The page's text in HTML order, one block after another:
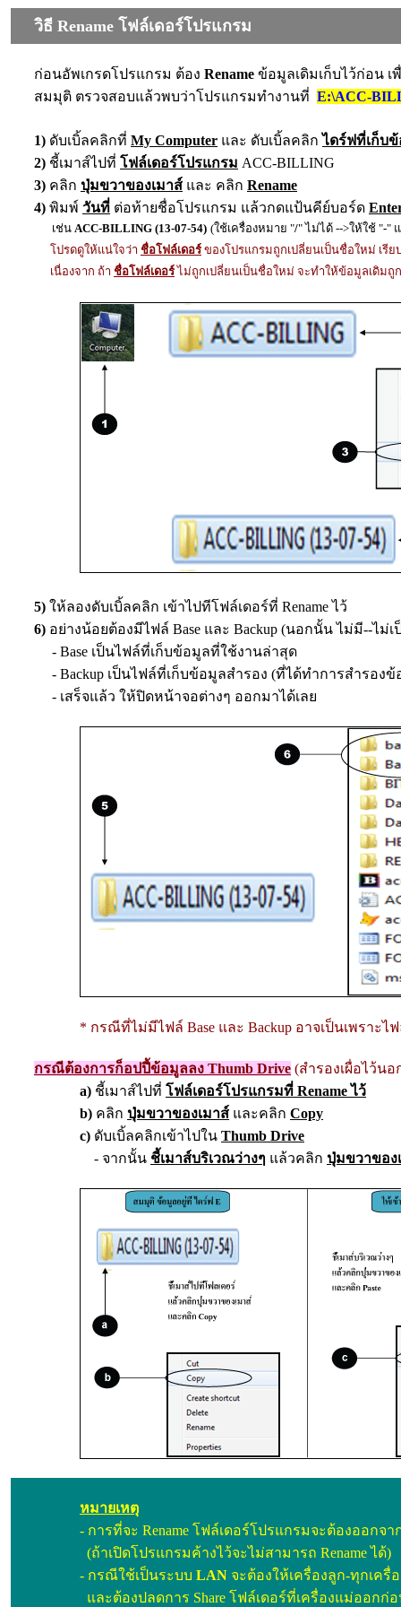
วิธี Rename โฟล์เดอร์โปรแกรม
ก่อนอัพเกรดโปรแกรม ต้อง Rename ข้อมูลเดิมเก็บไว้ก่อน เ
สมมุติ ตรวจสอบแล้วพบว่าโปรแกรมทำงานที่ E:\ACC-
1) ดับเบิ้ลคลิกที่ My Computer และ ดับเบิ้ลคลิกไดร์ฟที่เก็บ
2) ชี้เมาส์ไปที่ โฟล์เดอร์โปรแกรม ACC-BILLING
3) คลิก ปุ่มขวาของเมาส์ และ คลิก Rename
4) พิมพ์ วันที่ ต่อท้ายชื่อโปรแกรม แล้วกดแป้นคีย์บอร์ด
เช่น ACC-BILLING (13-07-54) (ใช้เครื่องหมาย "/" ไม่ได้ -->ให้ใช้ "-"
โปรดดูให้แน่ใจว่า ชื่อโฟล์เดอร์ ของโปรแกรมถูกเปลี่ยนเป็นชื่อใหม่ เรีย
เนื่องจาก ถ้า ชื่อโฟล์เดอร์ ไม่ถูกเปลี่ยนเป็นชื่อใหม่ จะทำให้ข้อมูลเดิมถู
5) ให้ลองดับเบิ้ลคลิก เข้าไปทีโฟล์เดอร์ที่ Rename ไว้
6) อย่างน้อยต้องมีไฟล์ Base และ Backup (นอกนั้น ไม่มี--ไ
- Base เป็นไฟล์ที่เก็บข้อมูลที่ใช้งานล่าสุด
- Backup เป็นไฟล์ที่เก็บข้อมูลสำรอง (ที่ได้ทำการสำรอง
- เสร็จแล้ว ให้ปิดหน้าจอต่างๆ ออกมาได้เลย
* กรณีที่ไม่มีไฟล์ Base และ Backup อาจเป็นเพราะไ
กรณีต้องการก็อปปี้ข้อมูลลง Thumb Drive (สำรองเผื่อไว้นอ
a) ชี้เมาส์ไปที่ โฟล์เดอร์โปรแกรมที่ Rename ไว้
b) คลิก ปุ่มขวาของเมาส์ และคลิก Copy
c) ดับเบิ้ลคลิกเข้าไปใน Thumb Drive
- จากนั้น ชี้เมาส์บริเวณว่างๆ แล้วคลิก ปุ่มขวาของ
หมายเหตุ
- การที่จะ Rename โฟล์เดอร์โปรแกรมจะต้องออกจ
(ถ้าเปิดโปรแกรมค้างไว้จะไม่สามารถ Rename ได้)
- กรณีใช้เป็นระบบ LAN จะต้องให้เครื่องลูก-ทุกเค
และต้องปลดการ Share โฟล์เดอร์ที่เครื่องแม่ออกก่